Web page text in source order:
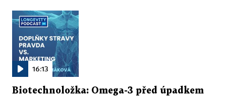
16:13
Biotechnoložka: Omega-3 před úpadkem